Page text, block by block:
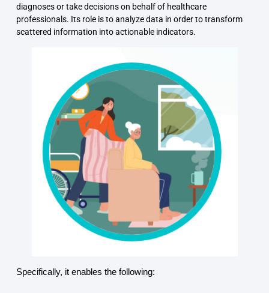
diagnoses or take decisions on behalf of healthcare
professionals. Its role is to analyze data in order to transform
scattered information into actionable indicators.
Specifically, it enables the following: